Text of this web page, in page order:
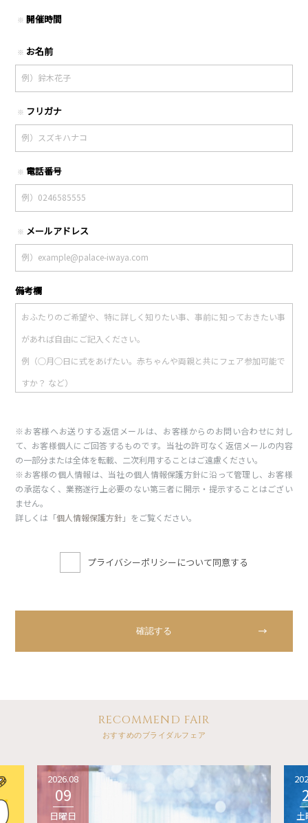
※ 開催時間
※ お名前
※ フリガナ
※ 電話番号
※ メールアドレス
備考欄
※お客様へお送りする返信メールは、お客様からのお問い合わせに対し
て、お客様個人にご回答するものです。当社の許可なく返信メールの内容
の一部分または全体を転載、二次利用することはご遠慮ください。
※お客様の個人情報は、当社の個人情報保護方針に沿って管理し、お客様
の承諾なく、業務遂行上必要のない第三者に開示・提示することはござい
ません。
詳しくは「個人情報保護方針」をご覧ください。
プライバシーポリシーについて同意する
RECOMMEND FAIR
おすすめのブライダルフェア
2026.08
09
日曜日 土